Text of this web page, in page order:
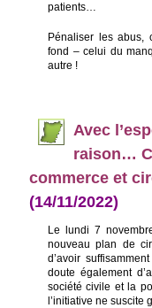
patients…
Pénaliser les abus,
fond – celui du
autre !
Avec
raison…
commerce et
(14/11/2022)
Le lundi 7
nouveau plan de
d’avoir
doute également
société civile et la
l’initiative ne suscite